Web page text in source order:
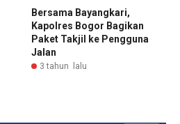
Bersama Bayangkari,
Kapolres Bogor Bagikan
Paket Takjil ke Pengguna
Jalan
3 tahun lalu